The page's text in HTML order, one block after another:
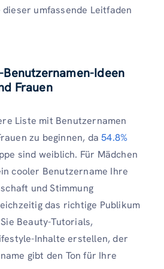
dieser umfassende Leitfaden
Benutzernamen-Ideen
Frauen
Liste mit Benutzernamen
zu beginnen, da54.8%
sind weiblich. Für Mädchen
cooler Benutzername Ihre
und Stimmung
das richtige Publikum
Beauty-Tutorials,
Inhalte erstellen, der
gibt den Ton für Ihre